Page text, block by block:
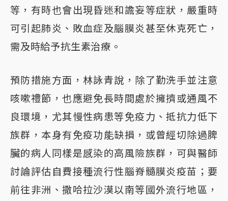
等，有時也會出現昏迷和譫妄等症狀，嚴重時
可引起肺炎、敗血症及腦膜炎甚至休克死亡，
需及時給予抗生素治療。
預防措施方面，林詠青說，除了勤洗手並注意
咳嗽禮節，也應避免長時間處於擁擠或通風不
良環境，尤其慢性病患等免疫力、抵抗力低下
族群，本身有免疫功能缺損，或曾經切除過脾
臟的病人同樣是感染的高風險族群，可與醫師
討論評估自費接種流行性腦脊髓膜炎疫苗；要
前往非洲、撒哈拉沙漠以南等國外流行地區，